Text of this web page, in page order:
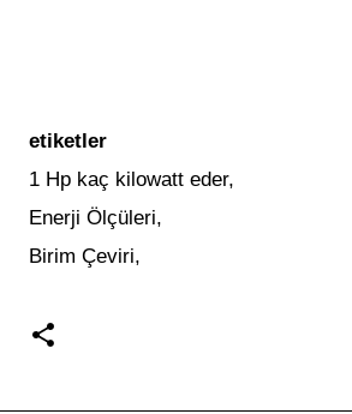
etiketler
1 Hp kaç kilowatt eder,
Enerji Ölçüleri,
Birim Çeviri,